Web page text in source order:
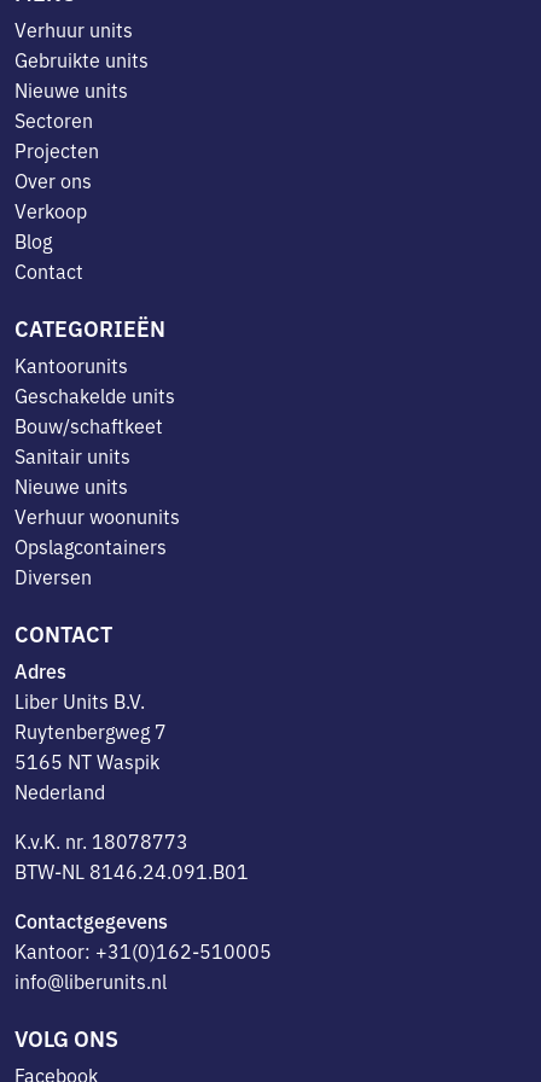
Verhuur units
Gebruikte units
Nieuwe units
Sectoren
Projecten
Over ons
Verkoop
Blog
Contact
CATEGORIEËN
Kantoorunits
Geschakelde units
Bouw/schaftkeet
Sanitair units
Nieuwe units
Verhuur woonunits
Opslagcontainers
Diversen
CONTACT
Adres
Liber Units B.V.
Ruytenbergweg 7
5165 NT Waspik
Nederland
K.v.K. nr. 18078773
BTW-NL 8146.24.091.B01
Contactgegevens
Kantoor: +31(0)162-510005
info@liberunits.nl
VOLG ONS
Facebook